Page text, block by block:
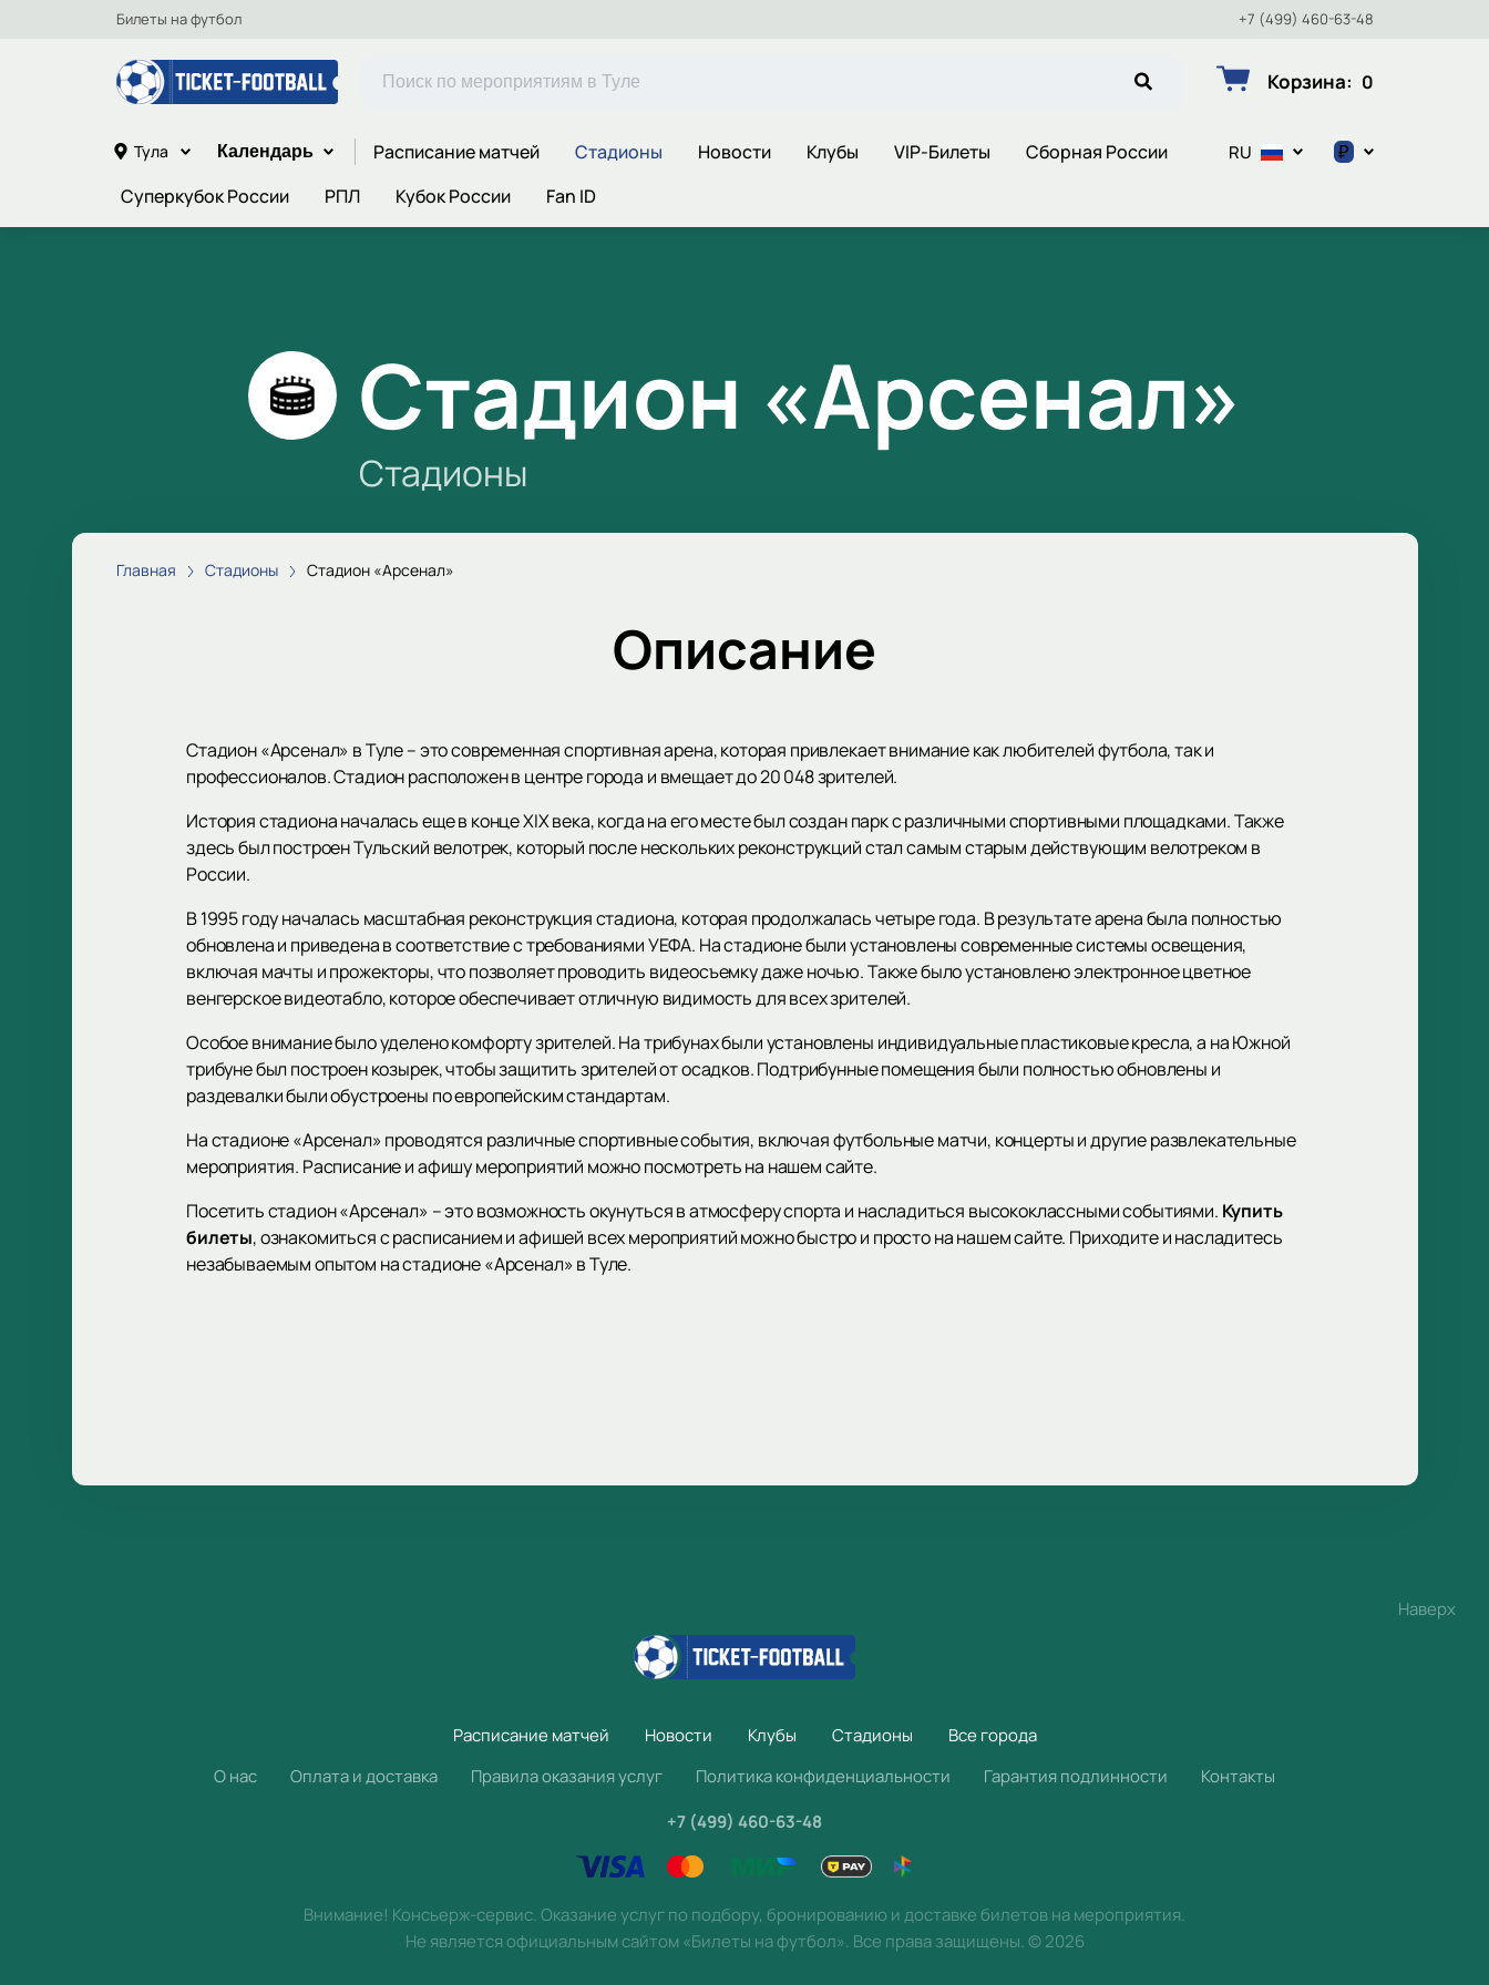
Билеты на футбол +7 (499) 460-63-48
Корзина: 0
Тула Календарь Расписание матчей Стадионы Новости Клубы VIP-Билеты
Сборная России
Суперкубок России
РПЛ Кубок России Fan ID
RU ₽
Стадион «Арсенал»
Стадионы
Главная Стадионы Стадион «Арсенал»
Описание
Стадион «Арсенал» в Туле – это современная спортивная арена, которая привлекает внимание как любителей футбола, так и
профессионалов. Стадион расположен в центре города и вмещает до 20 048 зрителей.
История стадиона началась еще в конце XIX века, когда на его месте был создан парк с различными спортивными площадками. Также
здесь был построен Тульский велотрек, который после нескольких реконструкций стал самым старым действующим велотреком в
России.
В 1995 году началась масштабная реконструкция стадиона, которая продолжалась четыре года. В результате арена была полностью
обновлена и приведена в соответствие с требованиями УЕФА. На стадионе были установлены современные системы освещения,
включая мачты и прожекторы, что позволяет проводить видеосъемку даже ночью. Также было установлено электронное цветное
венгерское видеотабло, которое обеспечивает отличную видимость для всех зрителей.
Особое внимание было уделено комфорту зрителей. На трибунах были установлены индивидуальные пластиковые кресла, а на Южной
трибуне был построен козырек, чтобы защитить зрителей от осадков. Подтрибунные помещения были полностью обновлены и
раздевалки были обустроены по европейским стандартам.
На стадионе «Арсенал» проводятся различные спортивные события, включая футбольные матчи, концерты и другие развлекательные
мероприятия. Расписание и афишу мероприятий можно посмотреть на нашем сайте.
Посетить стадион «Арсенал» – это возможность окунуться в атмосферу спорта и насладиться высококлассными событиями. Купить
билеты, ознакомиться с расписанием и афишей всех мероприятий можно быстро и просто на нашем сайте. Приходите и насладитесь
незабываемым опытом на стадионе «Арсенал» в Туле.
Наверх
Расписание матчей Новости Клубы Стадионы
Все города
О нас
Оплата и доставка Правила оказания услуг Политика конфиденциальности Гарантия подлинности
Контакты
+7 (499) 460-63-48
Внимание! Консьерж-сервис. Оказание услуг по подбору, бронированию и доставке билетов на мероприятия.
Не является официальным сайтом «Билеты на футбол». Все права защищены.©2026